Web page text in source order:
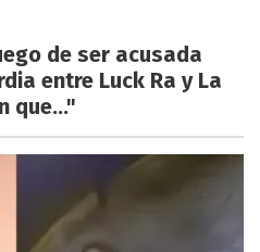
de ser acusada
entre Luck Ra y La
que..."